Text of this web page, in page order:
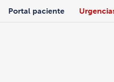
Portal paciente